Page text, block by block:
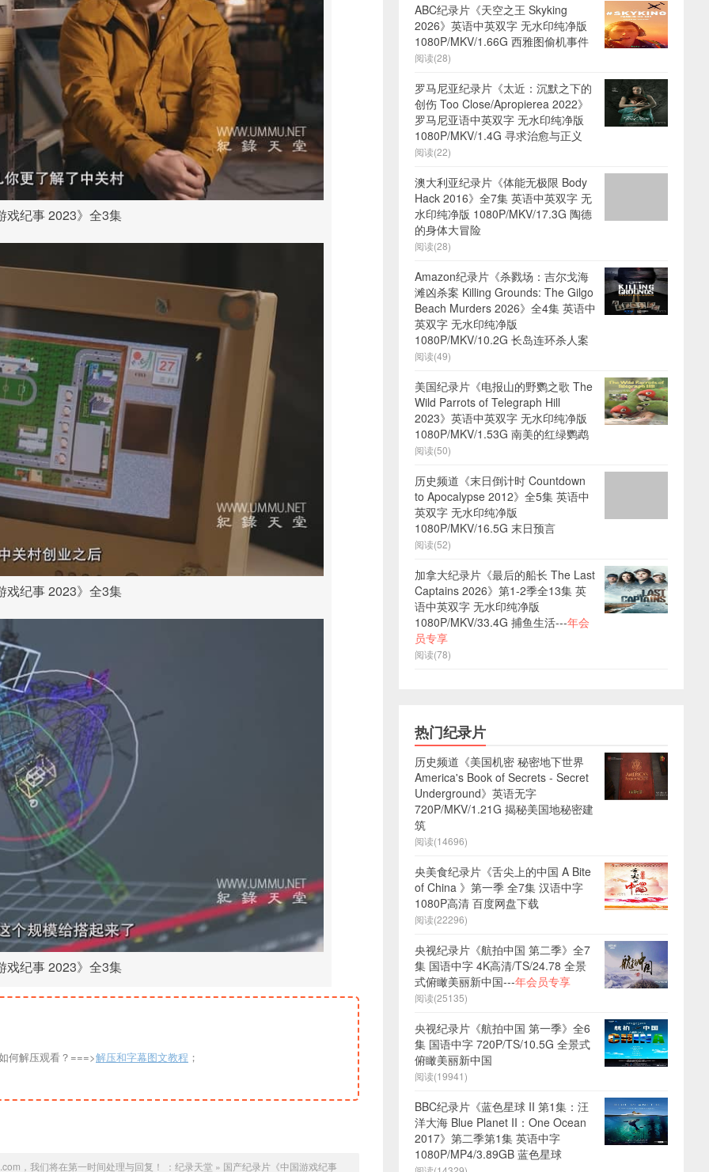
戏纪事 2023》全3集
戏纪事 2023》全3集
戏纪事 2023》全3集
何解压观看？===>解压和字幕图文教程 ；
，我们将在第一时间处理与回复！ ： 纪录天堂» 国产纪录片《中国游戏纪事
ABC纪录片《天空之王 Skyking
2026》英语中英双字 无水印纯净版
1080P/MKV/1.66G 西雅图偷机事件
阅读(28)
罗马尼亚纪录片《太近：沉默之下的
创伤 Too Close/Apropierea 2022》
罗马尼亚语中英双字 无水印纯净版
1080P/MKV/1.4G 寻求治愈与正义
阅读(22)
澳大利亚纪录片《体能无极限 Body
Hack 2016》全7集 英语中英双字 无
水印纯净版 1080P/MKV/17.3G 陶德
的身体大冒险
阅读(28)
Amazon纪录片《杀戮场：吉尔戈海
滩凶杀案 Killing Grounds: The Gilgo
Beach Murders 2026》全4集 英语中
英双字 无水印纯净版
1080P/MKV/10.2G 长岛连环杀人案
阅读(49)
美国纪录片《电报山的野鹦之歌 The
Wild Parrots of Telegraph Hill
2023》英语中英双字 无水印纯净版
1080P/MKV/1.53G 南美的红绿鹦鹉
阅读(50)
历史频道《末日倒计时 Countdown
to Apocalypse 2012》全5集 英语中
英双字 无水印纯净版
1080P/MKV/16.5G 末日预言
阅读(52)
加拿大纪录片《最后的船长 The Last
Captains 2026》第1-2季全13集 英
语中英双字 无水印纯净版
1080P/MKV/33.4G 捕鱼生活---年会
员专享
阅读(78)
热门纪录片
历史频道《美国机密 秘密地下世界
America's Book of Secrets - Secret
Underground》英语无字
720P/MKV/1.21G 揭秘美国地秘密建
筑
阅读(14696)
央美食纪录片《舌尖上的中国 A Bite
of China 》第一季 全7集 汉语中字
1080P高清 百度网盘下载
阅读(22296)
央视纪录片《航拍中国 第二季》全7
集 国语中字 4K高清/TS/24.78 全景
式俯瞰美丽新中国---年会员专享
阅读(25135)
央视纪录片《航拍中国 第一季》全6
集 国语中字 720P/TS/10.5G 全景式
俯瞰美丽新中国
阅读(19941)
BBC纪录片《蓝色星球 II 第1集：汪
洋大海 Blue Planet II：One Ocean
2017》第二季第1集 英语中字
1080P/MP4/3.89GB 蓝色星球